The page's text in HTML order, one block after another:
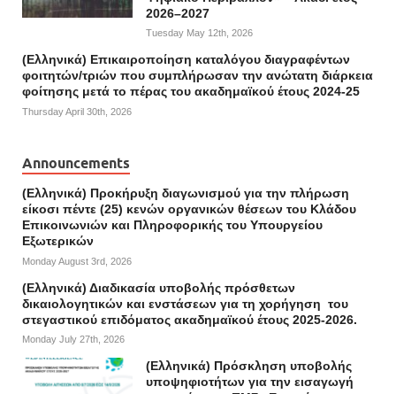
2026–2027
Tuesday May 12th, 2026
(Ελληνικά) Επικαιροποίηση καταλόγου διαγραφέντων
φοιτητών/τριών που συμπλήρωσαν την ανώτατη διάρκεια
φοίτησης μετά το πέρας του ακαδημαϊκού έτους 2024-25
Thursday April 30th, 2026
Announcements
(Ελληνικά) Προκήρυξη διαγωνισμού για την πλήρωση
είκοσι πέντε (25) κενών οργανικών θέσεων του Κλάδου
Επικοινωνιών και Πληροφορικής του Υπουργείου
Εξωτερικών
Monday August 3rd, 2026
(Ελληνικά) Διαδικασία υποβολής πρόσθετων
δικαιολογητικών και ενστάσεων για τη χορήγηση του
στεγαστικού επιδόματος ακαδημαϊκού έτους 2025-2026.
Monday July 27th, 2026
(Ελληνικά) Πρόσκληση υποβολής
υποψηφιοτήτων για την εισαγωγή